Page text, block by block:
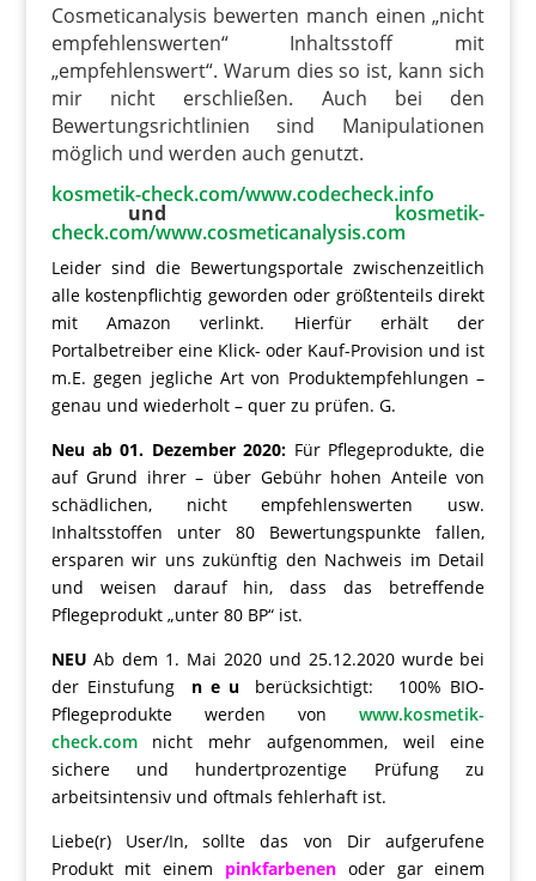
Cosmeticanalysis bewerten manch einen „nicht
empfehlenswerten“ Inhaltsstoff mit
„empfehlenswert“. Warum dies so ist, kann sich
mir nicht erschließen. Auch bei den
Bewertungsrichtlinien sind Manipulationen
möglich und werden auch genutzt.
kosmetik-check.com/www.codecheck.info
und kosmetik-
check.com/www.cosmeticanalysis.com
Leider sind die Bewertungsportale zwischenzeitlich
alle kostenpflichtig geworden oder größtenteils direkt
mit Amazon verlinkt. Hierfür erhält der
Portalbetreiber eine Klick- oder Kauf-Provision und ist
m.E. gegen jegliche Art von Produktempfehlungen –
genau und wiederholt – quer zu prüfen. G.
Neu ab 01. Dezember 2020: Für Pflegeprodukte, die
auf Grund ihrer – über Gebühr hohen Anteile von
schädlichen, nicht empfehlenswerten usw.
Inhaltsstoffen unter 80 Bewertungspunkte fallen,
ersparen wir uns zukünftig den Nachweis im Detail
und weisen darauf hin, dass das betreffende
Pflegeprodukt „unter 80 BP“ ist.
NEU Ab dem 1. Mai 2020 und 25.12.2020 wurde bei
der Einstufung n e uberücksichtigt: 100% BIO-
Pflegeprodukte werden vonwww.kosmetik-
check.comnicht mehr aufgenommen, weil eine
sichere und hundertprozentige Prüfung zu
arbeitsintensiv und oftmals fehlerhaft ist.
Liebe(r) User/In, sollte das von Dir aufgerufene
Produkt mit einem pinkfarbenen oder gar einem